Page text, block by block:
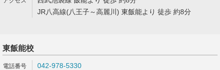
JR八高線(八王子～高麗川) 東飯能より 徒歩 約8分
東飯能校
042-978-5330